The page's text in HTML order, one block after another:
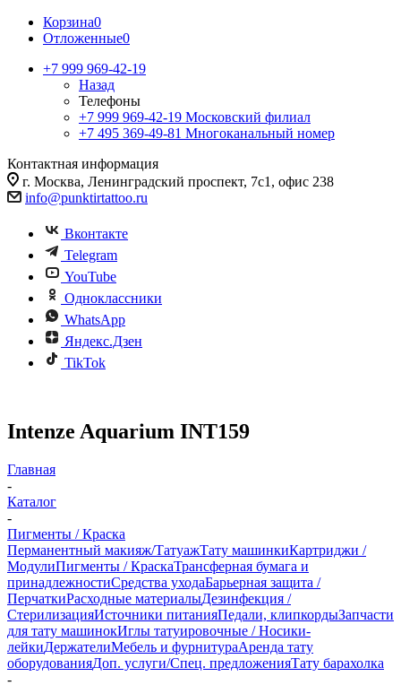
Корзина0
Отложенные0
+7 999 969-42-19
Назад
Телефоны
+7 999 969-42-19 Московский филиал
+7 495 369-49-81 Многоканальный номер
Контактная информация
г. Москва, Ленинградский проспект, 7с1, офис 238
info@punktirtattoo.ru
Вконтакте
Telegram
YouTube
Одноклассники
WhatsApp
Яндекс.Дзен
TikTok
Intenze Aquarium INT159
Главная
-
Каталог
-
Пигменты / Краска
Перманентный макияж/ТатуажТату машинкиКартриджи /
МодулиПигменты / КраскаТрансферная бумага и
принадлежностиСредства уходаБарьерная защита /
ПерчаткиРасходные материалыДезинфекция /
СтерилизацияИсточники питанияПедали, клипкордыЗапчасти
для тату машинокИглы татуировочные / Носики-
лейкиДержателиМебель и фурнитураАренда тату
оборудованияДоп. услуги/Спец. предложенияТату барахолка
-